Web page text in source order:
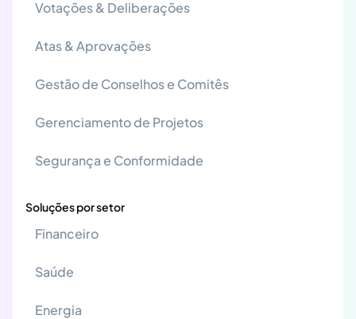
Votações & Deliberações
Atas & Aprovações
Gestão de Conselhos e Comitês
Gerenciamento de Projetos
Segurança e Conformidade
Soluções por setor
Financeiro
Saúde
Energia